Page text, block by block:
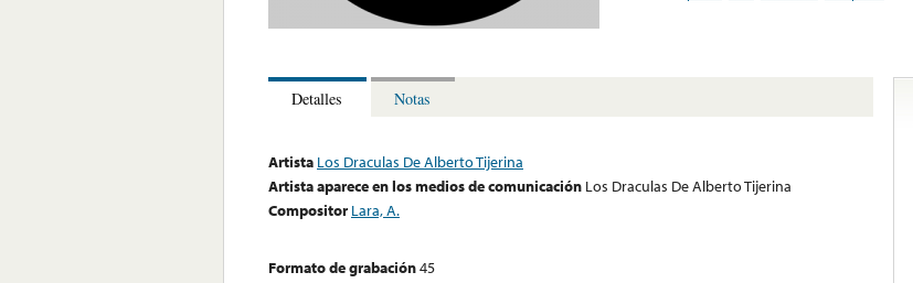
Detalles Notas
Artista Los Draculas De Alberto Tijerina
Artista aparece en los medios de comunicación Los Draculas De Alberto Tijerina
Compositor Lara, A.
Formato de grabación45